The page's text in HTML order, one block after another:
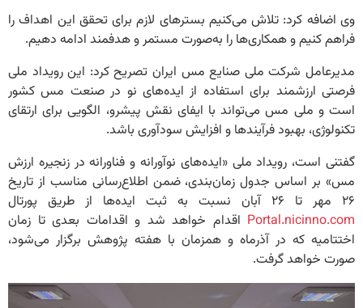
وی اضافه کرد: تلاش می‌کنیم بسترهای لازم برای تحقق این اهداف را
فراهم کنیم و همکاری‌ها را به‌صورت مستمر و هدفمند ادامه دهیم.
مدیرعامل شرکت ملی صنایع مس ایران تصریح کرد: این رویداد ملی
فرصتی ارزشمند برای استفاده از ایده‌های نو در صنعت مس کشور
است و ملی مس می‌تواند با ایفای نقش پیشرو، الگویی برای ارتقای
تکنولوژی، بهبود فرآیندها و افزایش سودآوری باشد.
گفتنی است، رویداد ملی «ایده‌های نوآورانه و فناورانه در زنجیره ارزش
مس» بر اساس جدول زمان‌بندی، ضمن اطلاع‌رسانی مناسب از تاریخ
۲۶ مهر تا ۲۶ آبان نسبت به ثبت ایده‌ها از طریق پورتال
Portal.nicinno.com اقدام خواهد شد و اقدامات بعدی تا زمان
اختتامیه که در آذرماه و همزمان با هفته پژوهش برگزار می‌شود،
صورت خواهد گرفت.